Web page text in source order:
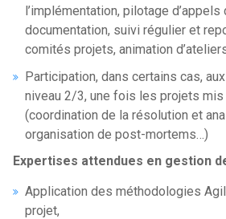
l’implémentation, pilotage d’appels
documentation, suivi régulier et
comités projets, animation
Participation, dans certains cas,
niveau 2/3, une fois les projets
(coordination de la résolution et
organisation de post-mortems…)
Expertises attendues en gestion
Application des méthodologies
projet,